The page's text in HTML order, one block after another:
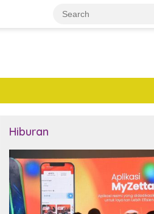
Hiburan